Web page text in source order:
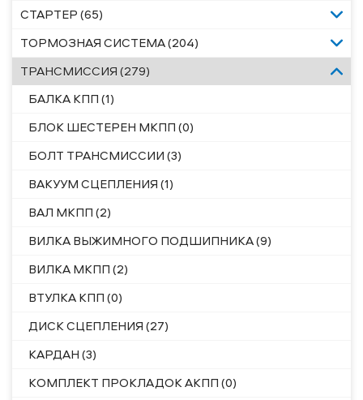
СТАРТЕР (65)
ТОРМОЗНАЯ СИСТЕМА (204)
ТРАНСМИССИЯ (279)
БАЛКА КПП (1)
БЛОК ШЕСТЕРЕН МКПП (0)
БОЛТ ТРАНСМИССИИ (3)
ВАКУУМ СЦЕПЛЕНИЯ (1)
ВАЛ МКПП (2)
ВИЛКА ВЫЖИМНОГО ПОДШИПНИКА (9)
ВИЛКА МКПП (2)
ВТУЛКА КПП (0)
ДИСК СЦЕПЛЕНИЯ (27)
КАРДАН (3)
КОМПЛЕКТ ПРОКЛАДОК АКПП (0)